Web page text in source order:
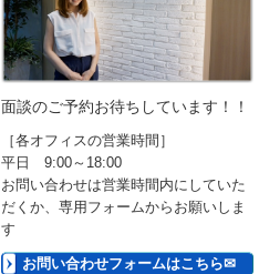
面談のご予約お待ちしています！！
［各オフィスの営業時間］
平日 9:00～18:00
お問い合わせは営業時間内にしていた
だくか、専用フォームからお願いしま
す
お問い合わせフォームはこちら✉